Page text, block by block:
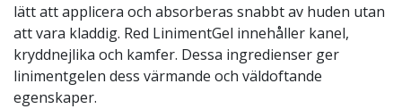
lätt att applicera och absorberas snabbt av huden utan
att vara kladdig. Red LinimentGel innehåller kanel,
kryddnejlika och kamfer. Dessa ingredienser ger
linimentgelen dess värmande och väldoftande
egenskaper.